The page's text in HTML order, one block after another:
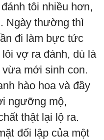
tôi nhiều hơn,
Ngày thường thì
đi làm bực tức
vợ ra đánh, dù là
vừa mới sinh con.
hào hoa và đầy
ngưỡng mộ,
thật lại lộ ra.
đối lập của một